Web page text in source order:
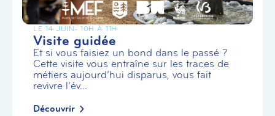
LE 14 JUIN- 10H À 11H
Visite guidée
Et si vous faisiez un bond dans le passé ?
Cette visite vous entraîne sur les traces de
métiers aujourd’hui disparus, vous fait
revivre l’év...
Découvrir